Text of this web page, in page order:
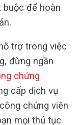
buộc để hoàn
trợ trong việc
đừng ngần
chứng
cấp dịch vụ
chứng viên
mọi thủ tục